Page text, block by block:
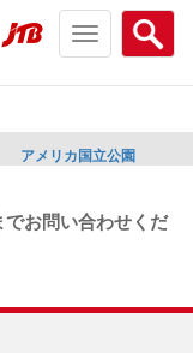
Search
menu
Toggle
navigation
アメリカ国立公園
お問い合わせくだ